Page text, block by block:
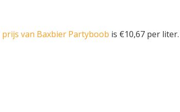
prijs van Baxbier Partyboob is €10,67 per liter.